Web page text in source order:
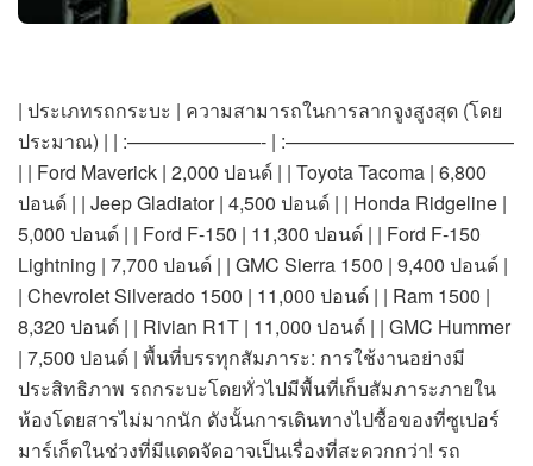
| ประเภทรถกระบะ | ความสามารถในการลากจูงสูงสุด (โดย
ประมาณ) | | :———————- | :————————————
| | Ford Maverick | 2,000 ปอนด์ | | Toyota Tacoma | 6,800
ปอนด์ | | Jeep Gladiator | 4,500 ปอนด์ | | Honda Ridgeline |
5,000 ปอนด์ | | Ford F-150 | 11,300 ปอนด์ | | Ford F-150
Lightning | 7,700 ปอนด์ | | GMC Sierra 1500 | 9,400 ปอนด์ |
| Chevrolet Silverado 1500 | 11,000 ปอนด์ | | Ram 1500 |
8,320 ปอนด์ | | Rivian R1T | 11,000 ปอนด์ | | GMC Hummer
| 7,500 ปอนด์ | พื้นที่บรรทุกสัมภาระ: การใช้งานอย่างมี
ประสิทธิภาพ รถกระบะโดยทั่วไปมีพื้นที่เก็บสัมภาระภายใน
ห้องโดยสารไม่มากนัก ดังนั้นการเดินทางไปซื้อของที่ซูเปอร์
มาร์เก็ตในช่วงที่มีแดดจัดอาจเป็นเรื่องที่สะดวกกว่า! รถ